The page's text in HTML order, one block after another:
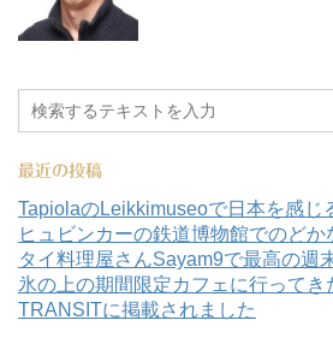
最近の投稿
TapiolaのLeikkimuseoで日本を感じ
ヒュビンカーの鉄道博物館でのどか
タイ料理屋さんSayam9で最高の週
氷の上の期間限定カフェに行ってき
TRANSITに掲載されました